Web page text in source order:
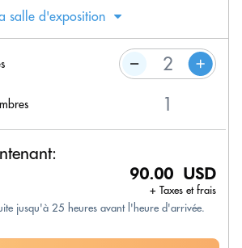
salle d'exposition
90.00 USD
+ Taxes et frais
jusqu'à 25 heures avant l'heure d'arrivée.